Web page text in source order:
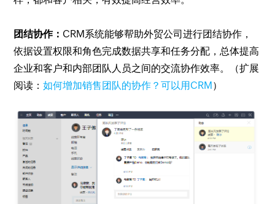
团结协作： CRM系统能够帮助外贸公司进行团结协作，
依据设置权限和角色完成数据共享和任务分配，总体提高
企业和客户和内部团队人员之间的交流协作效率。（扩展
阅读：如何增加销售团队的协作？可以用CRM）